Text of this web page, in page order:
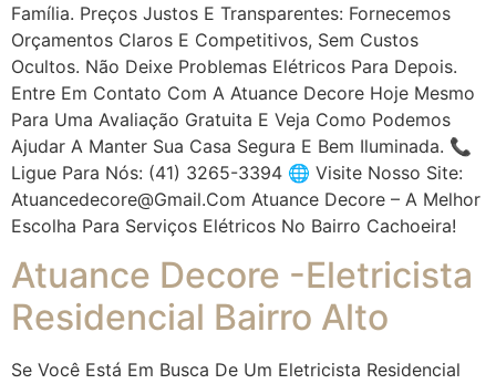
Família. Preços Justos E Transparentes: Fornecemos
Orçamentos Claros E Competitivos, Sem Custos
Ocultos. Não Deixe Problemas Elétricos Para Depois.
Entre Em Contato Com A Atuance Decore Hoje Mesmo
Para Uma Avaliação Gratuita E Veja Como Podemos
Ajudar A Manter Sua Casa Segura E Bem Iluminada. 📞
Ligue Para Nós: (41) 3265-3394 🌐 Visite Nosso Site:
Atuancedecore@gmail.com Atuance Decore – A Melhor
Escolha Para Serviços Elétricos No Bairro Cachoeira!
Atuance Decore -Eletricista
Residencial Bairro Alto
Se Você Está Em Busca De Um Eletricista Residencial